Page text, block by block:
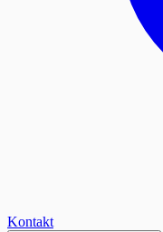
Kontakt